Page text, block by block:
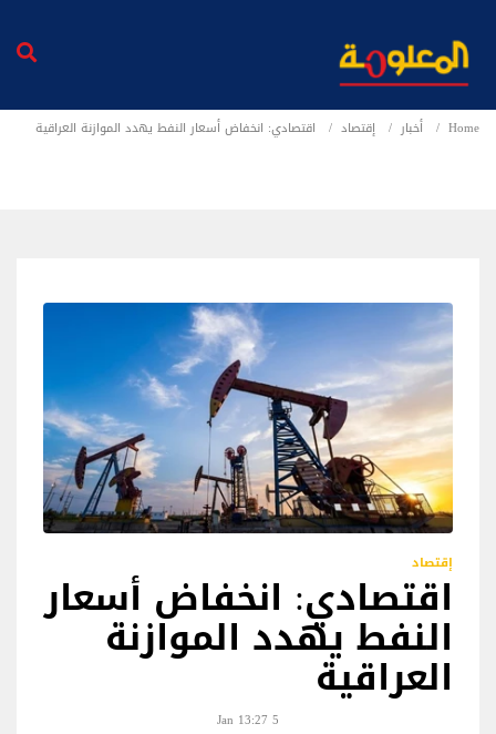
Home أخبار إقتصاد اقتصادي: انخفاض أسعار النفط يهدد الموازنة العراقية
إقتصاد
اقتصادي: انخفاض أسعار
النفط يهدد الموازنة
العراقية
5 Jan 13:27